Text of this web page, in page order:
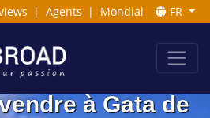
| Agents | Mondial FR
à Gata de